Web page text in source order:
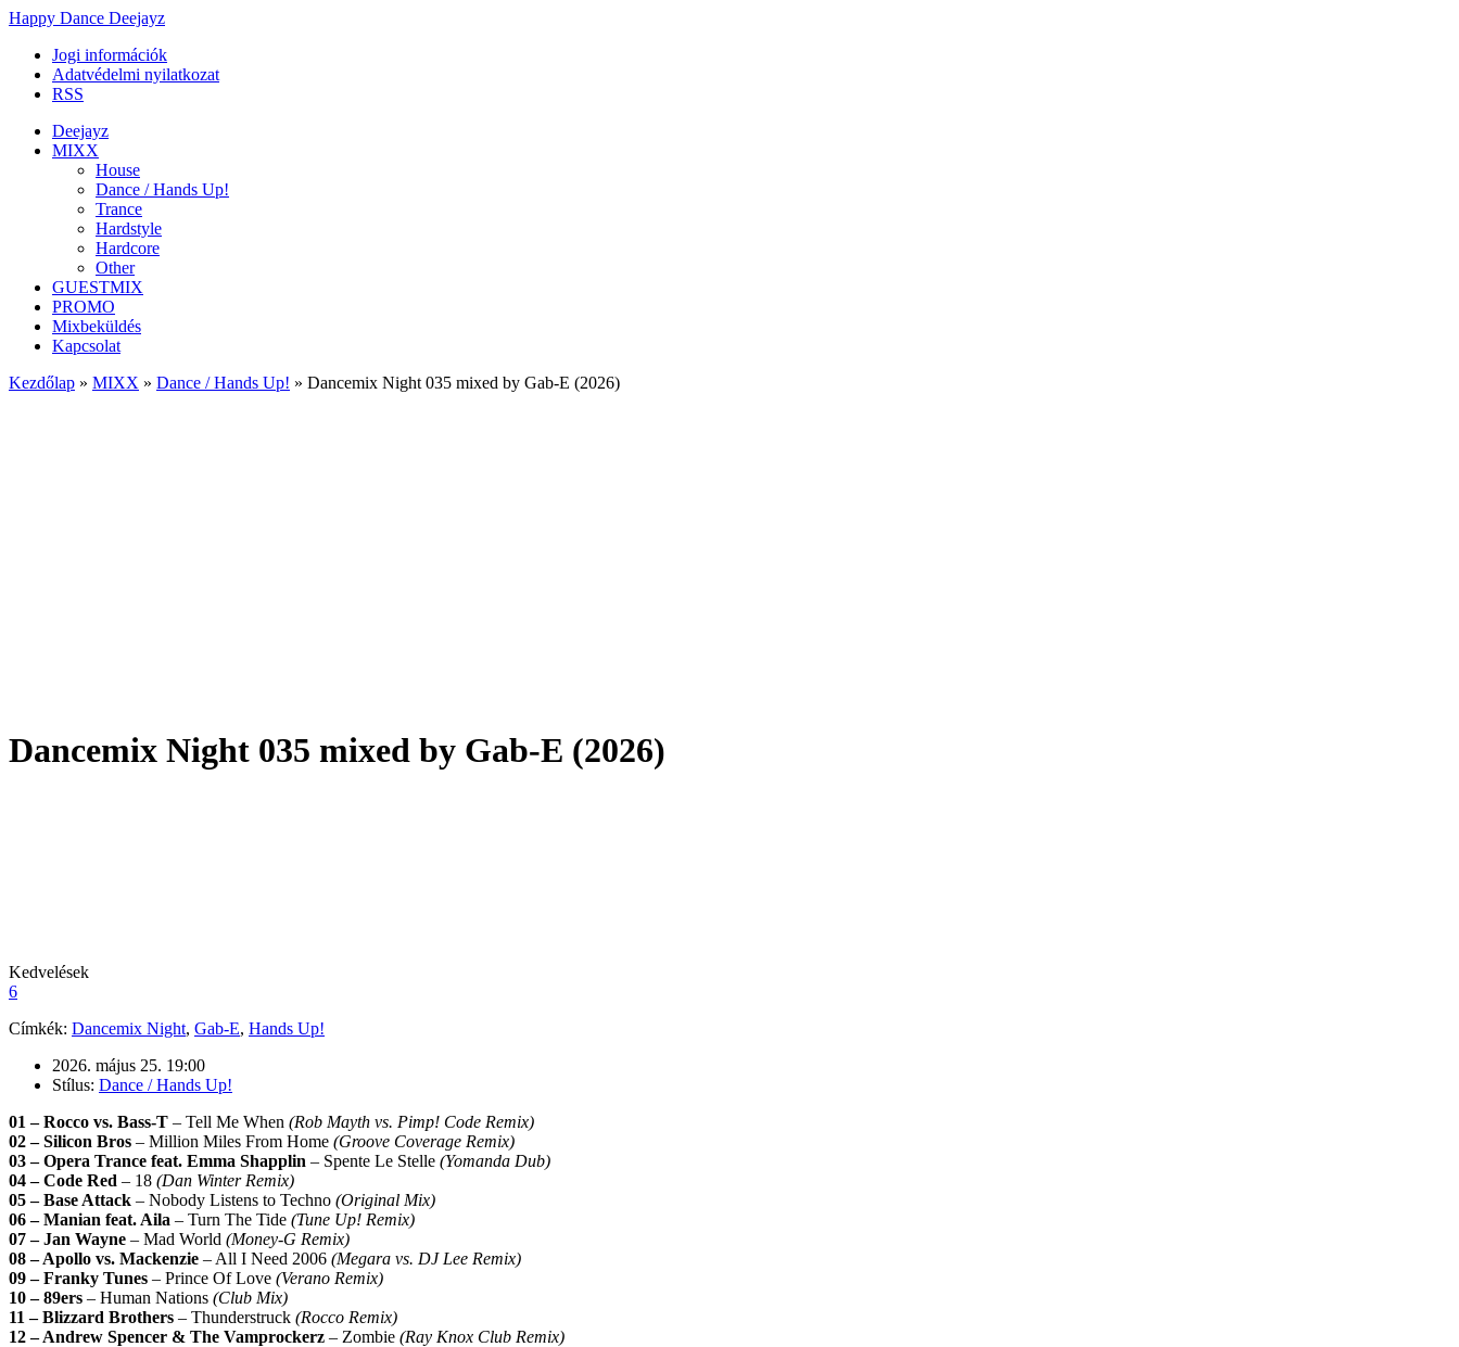
Happy Dance Deejayz
Jogi információk
Adatvédelmi nyilatkozat
RSS
Deejayz
MIXX
House
Dance / Hands Up!
Trance
Hardstyle
Hardcore
Other
GUESTMIX
PROMO
Mixbeküldés
Kapcsolat
Kezdőlap » MIXX » Dance / Hands Up! » Dancemix Night 035 mixed by Gab-E (2026)
Dancemix Night 035 mixed by Gab-E (2026)
Kedvelések
6
Címkék: Dancemix Night, Gab-E, Hands Up!
2026. május 25. 19:00
Stílus: Dance / Hands Up!
01 – Rocco vs. Bass-T – Tell Me When (Rob Mayth vs. Pimp! Code Remix)
02 – Silicon Bros – Million Miles From Home (Groove Coverage Remix)
03 – Opera Trance feat. Emma Shapplin – Spente Le Stelle (Yomanda Dub)
04 – Code Red – 18 (Dan Winter Remix)
05 – Base Attack – Nobody Listens to Techno (Original Mix)
06 – Manian feat. Aila – Turn The Tide (Tune Up! Remix)
07 – Jan Wayne – Mad World (Money-G Remix)
08 – Apollo vs. Mackenzie – All I Need 2006 (Megara vs. DJ Lee Remix)
09 – Franky Tunes – Prince Of Love (Verano Remix)
10 – 89ers – Human Nations (Club Mix)
11 – Blizzard Brothers – Thunderstruck (Rocco Remix)
12 – Andrew Spencer & The Vamprockerz – Zombie (Ray Knox Club Remix)